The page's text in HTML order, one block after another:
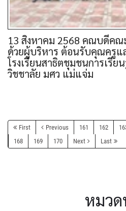
13 สิงหาคม 2568 คณบดีค
ด้วยผู้บริหาร ต้อนรับคุณครูแ
โรงเรียนสาธิตชุมชนการเรีย
วิชชาลัย มศว แม่แจ่ม
First Previous 161 162
168
169 170 Next Last
หมว